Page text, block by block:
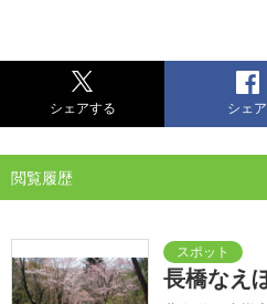
シェアする シェア
閲覧履歴
長橋なえ